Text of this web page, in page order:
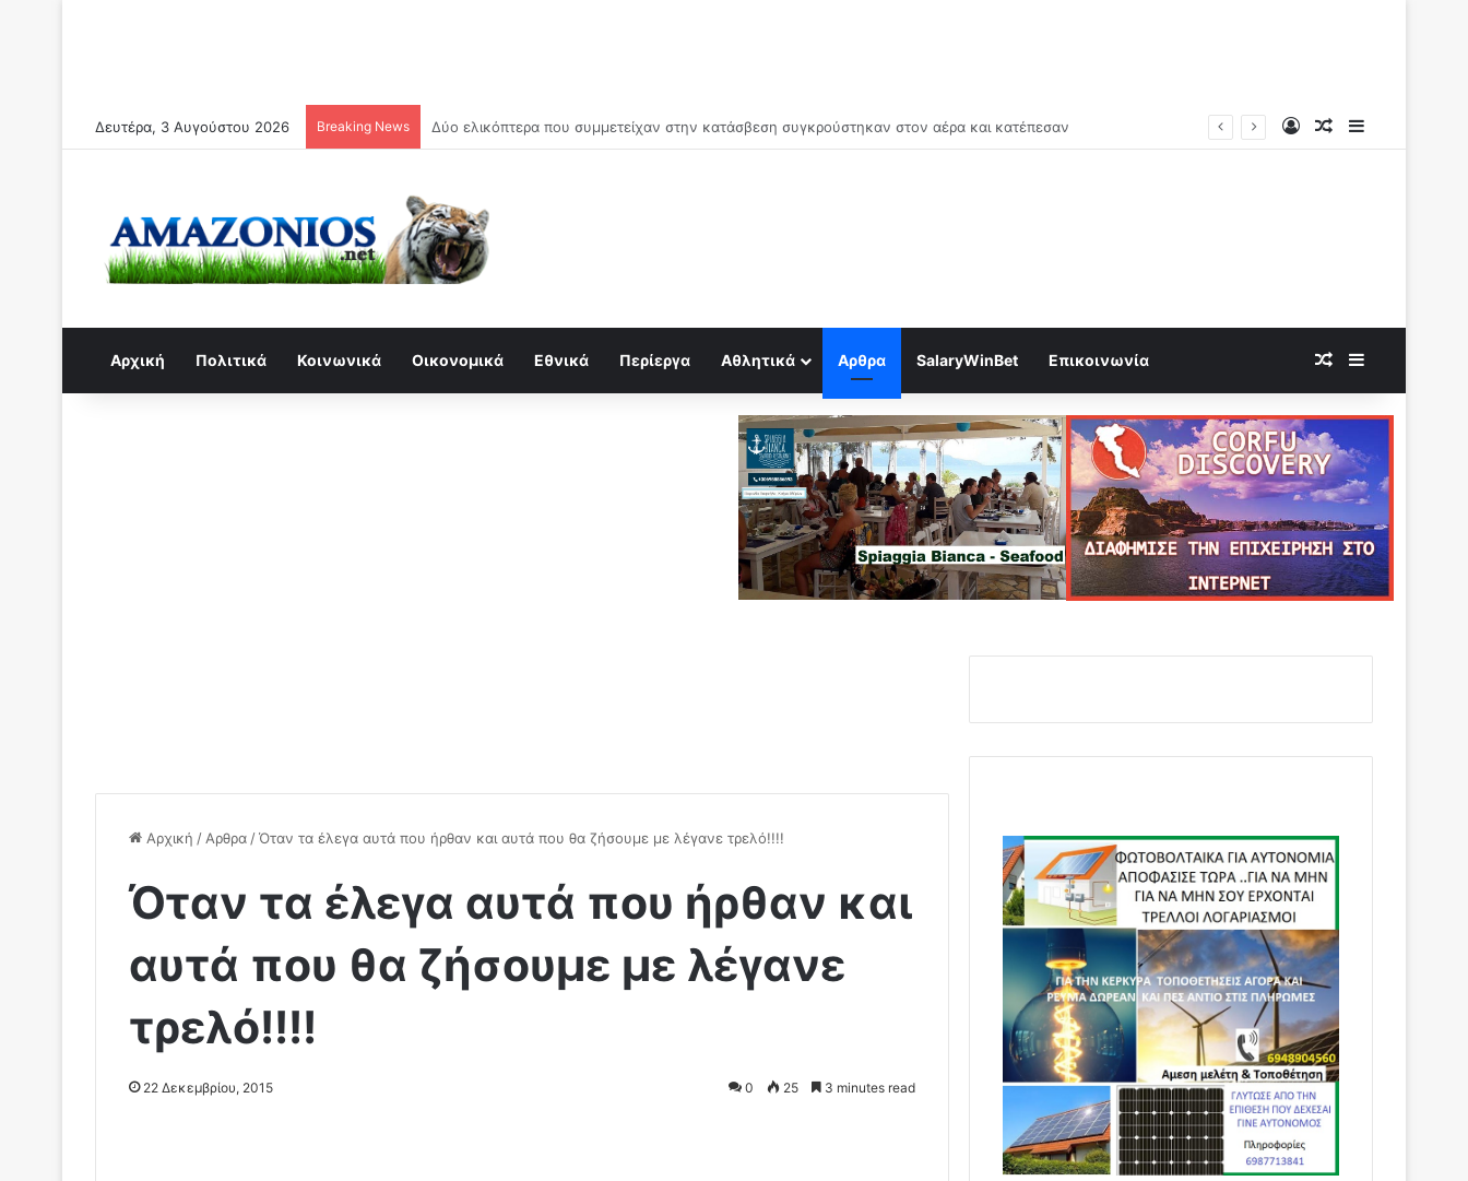
Δευτέρα, 3 Αυγούστου 2026 Breaking News Συναγερμός για κραχ τύπου 1929 και τραπεζική κατάρρευση Log InRandom Article
Αρχική Πολιτικά Κοινωνικά Οικονομικά Εθνικά Περίεργα Αθλητικά Αρθρα SalaryWinBet Επικοινωνία Random Article
Αρχική / Αρθρα /Όταν τα έλεγα αυτά που ήρθαν και αυτά που θα ζήσουμε με λέγανε τρελό!!!!
Όταν τα έλεγα αυτά που ήρθαν και
αυτά που θα ζήσουμε με λέγανε
τρελό!!!!
22 Δεκεμβρίου, 2015 0 25 3 minutes read